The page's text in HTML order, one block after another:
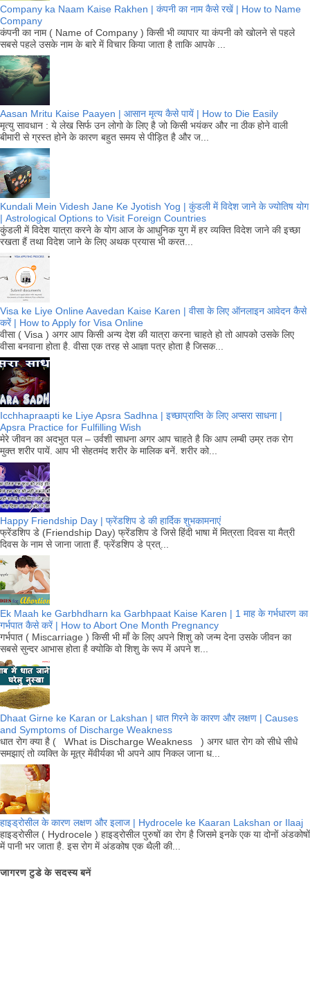
Company ka Naam Kaise Rakhen | कंपनी का नाम कैसे रखें | How to Name
Company
कंपनी का नाम ( Name of Company ) किसी भी व्यापार या कंपनी को खोलने से पहले
सबसे पहले उसके नाम के बारे में विचार किया जाता है ताकि आपके ...
Aasan Mritu Kaise Paayen | आसान मृत्य कैसे पायें | How to Die Easily
मृत्यु सावधान : ये लेख सिर्फ उन लोगो के लिए है जो किसी भयंकर और ना ठीक होने वाली
बीमारी से ग्रस्त होने के कारण बहुत समय से पीड़ित है और ज...
Kundali Mein Videsh Jane Ke Jyotish Yog | कुंडली में विदेश जाने के ज्योतिष योग
| Astrological Options to Visit Foreign Countries
कुंडली में विदेश यात्रा करने के योग आज के आधुनिक युग में हर व्यक्ति विदेश जाने की इच्छा
रखता हैं तथा विदेश जाने के लिए अथक प्रयास भी करत...
Visa ke Liye Online Aavedan Kaise Karen | वीसा के लिए ऑनलाइन आवेदन कैसे
करें | How to Apply for Visa Online
वीसा ( Visa ) अगर आप किसी अन्य देश की यात्रा करना चाहते हो तो आपको उसके लिए
वीसा बनवाना होता है. वीसा एक तरह से आज्ञा पत्र होता है जिसक...
Icchhapraapti ke Liye Apsra Sadhna | इच्छाप्राप्ति के लिए अप्सरा साधना |
Apsra Practice for Fulfilling Wish
मेरे जीवन का अदभुत पल – उर्वशी साधना अगर आप चाहते है कि आप लम्बी उम्र तक रोग
मुक्त शरीर पायें. आप भी सेहतमंद शरीर के मालिक बनें. शरीर को...
Happy Friendship Day | फ्रेंडशिप डे की हार्दिक शुभकामनाएं
फ्रेंडशिप डे (Friendship Day) फ्रेंडशिप डे जिसे हिंदी भाषा में मित्रता दिवस या मैत्री
दिवस के नाम से जाना जाता हैं. फ्रेंडशिप डे प्रत्...
Ek Maah ke Garbhdharn ka Garbhpaat Kaise Karen | 1 माह के गर्भधारण का
गर्भपात कैसे करें | How to Abort One Month Pregnancy
गर्भपात ( Miscarriage ) किसी भी माँ के लिए अपने शिशु को जन्म देना उसके जीवन का
सबसे सुन्दर आभास होता है क्योकि वो शिशु के रूप में अपने श...
Dhaat Girne ke Karan or Lakshan | धात गिरने के कारण और लक्षण | Causes
and Symptoms of Discharge Weakness
धात रोग क्या है ( What is Discharge Weakness ) अगर धात रोग को सीधे सीधे
समझाएं तो व्यक्ति के मूत्र मेंवीर्यका भी अपने आप निकल जाना ध...
हाइड्रोसील के कारण लक्षण और इलाज | Hydrocele ke Kaaran Lakshan or Ilaaj
हाइड्रोसील ( Hydrocele ) हाइड्रोसील पुरुषों का रोग है जिसमे इनके एक या दोनों अंडकोषों
में पानी भर जाता है. इस रोग में अंडकोष एक थैली की...
जागरण टुडे के सदस्य बनें